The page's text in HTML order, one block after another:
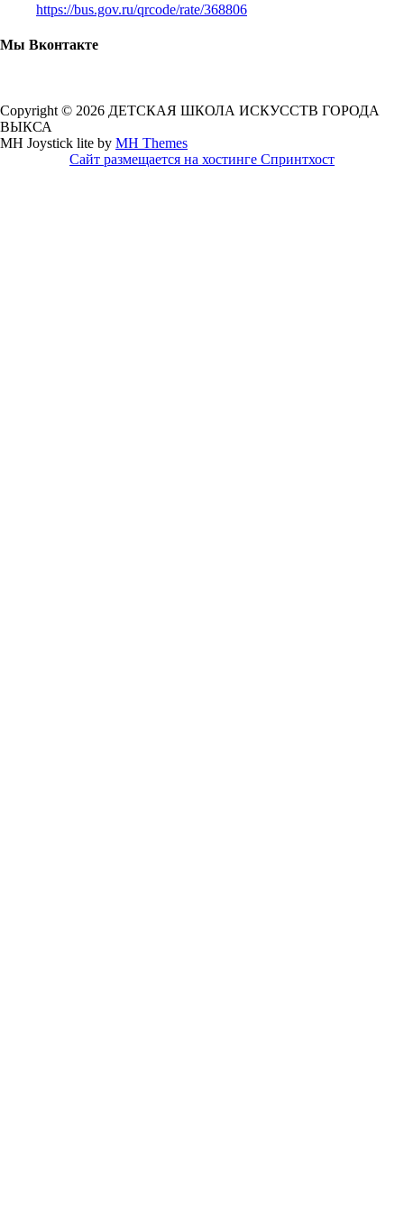
https://bus.gov.ru/qrcode/rate/368806
Мы Вконтакте
Copyright © 2026 ДЕТСКАЯ ШКОЛА ИСКУССТВ ГОРОДА
ВЫКСА
MH Joystick lite by MH Themes
Сайт размещается на хостинге Спринтхост